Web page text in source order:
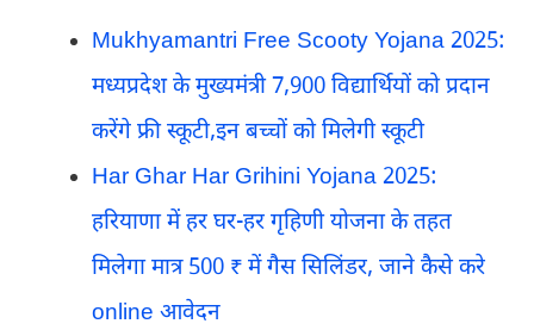
Mukhyamantri Free Scooty Yojana 2025:
मध्यप्रदेश के मुख्यमंत्री 7,900 विद्यार्थियों को प्रदान
करेंगे फ्री स्कूटी,इन बच्चों को मिलेगी स्कूटी
Har Ghar Har Grihini Yojana 2025:
हरियाणा में हर घर-हर गृहिणी योजना के तहत
मिलेगा मात्र 500 ₹ में गैस सिलिंडर, जाने कैसे करे
online आवेदन